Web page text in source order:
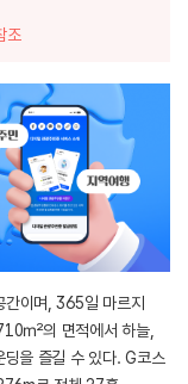
조
이며, 365일 마르지
㎡의 면적에서 하늘,
딩을 즐길 수 있다. G코스